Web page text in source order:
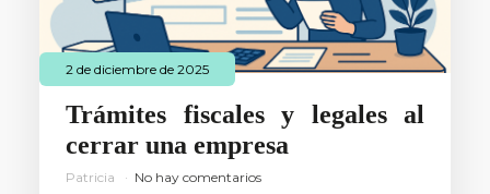
2 de diciembre de 2025
Trámites fiscales y legales al
cerrar una empresa
Patricia No hay comentarios